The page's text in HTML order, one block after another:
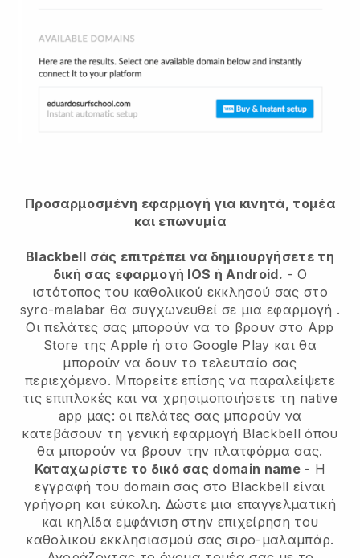
Προσαρμοσμένη εφαρμογή για κινητά, τομέα
και επωνυμία
Blackbell σάς επιτρέπει να δημιουργήσετε τη
δική σας εφαρμογή IOS ή Android. - Ο
ιστότοπος του καθολικού εκκλησού σας στο
syro-malabar θα συγχωνευθεί σε μια εφαρμογή .
Οι πελάτες σας μπορούν να το βρουν στο App
Store της Apple ή στο Google Play και θα
μπορούν να δουν το τελευταίο σας
περιεχόμενο. Μπορείτε επίσης να παραλείψετε
τις επιπλοκές και να χρησιμοποιήσετε τη native
app μας: οι πελάτες σας μπορούν να
κατεβάσουν τη γενική εφαρμογή Blackbell όπου
θα μπορούν να βρουν την πλατφόρμα σας.
Καταχωρίστε το δικό σας domain name- Η
εγγραφή του domain σας στο Blackbell είναι
γρήγορη και εύκολη. Δώστε μια επαγγελματική
και κηλίδα εμφάνιση στην επιχείρηση του
καθολικού εκκλησιασμού σας σιρο-μαλαμπάρ.